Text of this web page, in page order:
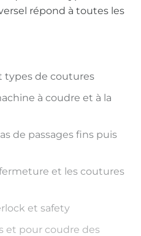
répond à toutes les
types de coutures
à coudre et à la
de passages fins puis
et les coutures
et safety
et pour coudre des